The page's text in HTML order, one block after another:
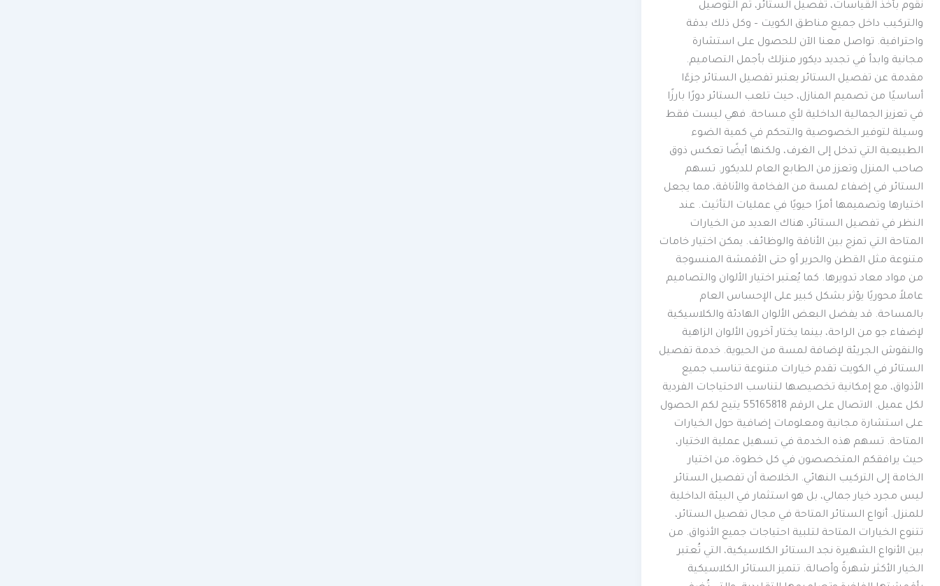
نقوم بأخذ القياسات، تفصيل الستائر، ثم التوصيل
والتركيب داخل جميع مناطق الكويت – وكل ذلك بدقة
واحترافية. تواصل معنا الآن للحصول على استشارة
مجانية وابدأ في تجديد ديكور منزلك بأجمل التصاميم.
مقدمة عن تفصيل الستائر يعتبر تفصيل الستائر جزءًا
أساسيًا من تصميم المنازل، حيث تلعب الستائر دورًا بارزًا
في تعزيز الجمالية الداخلية لأي مساحة. فهي ليست فقط
وسيلة لتوفير الخصوصية والتحكم في كمية الضوء
الطبيعية التي تدخل إلى الغرف، ولكنها أيضًا تعكس ذوق
صاحب المنزل وتعزز من الطابع العام للديكور. تسهم
الستائر في إضفاء لمسة من الفخامة والأناقة، مما يجعل
اختيارها وتصميمها أمرًا حيويًا في عمليات التأثيث. عند
النظر في تفصيل الستائر، هناك العديد من الخيارات
المتاحة التي تمزج بين الأناقة والوظائف. يمكن اختيار خامات
متنوعة مثل القطن والحرير أو حتى الأقمشة المنسوجة
من مواد معاد تدويرها. كما يُعتبر اختيار الألوان والتصاميم
عاملاً محوريًا يؤثر بشكل كبير على الإحساس العام
بالمساحة. قد يفضل البعض الألوان الهادئة والكلاسيكية
لإضفاء جو من الراحة، بينما يختار آخرون الألوان الزاهية
والنقوش الجريئة لإضافة لمسة من الحيوية. خدمة تفصيل
الستائر في الكويت تقدم خيارات متنوعة تناسب جميع
الأذواق، مع إمكانية تخصيصها لتناسب الاحتياجات الفردية
لكل عميل. الاتصال على الرقم 55165818 يتيح لكم الحصول
على استشارة مجانية ومعلومات إضافية حول الخيارات
المتاحة. تسهم هذه الخدمة في تسهيل عملية الاختيار،
حيث يرافقكم المتخصصون في كل خطوة، من اختيار
الخامة إلى التركيب النهائي. الخلاصة أن تفصيل الستائر
ليس مجرد خيار جمالي، بل هو استثمار في البيئة الداخلية
للمنزل. أنواع الستائر المتاحة في مجال تفصيل الستائر،
تتنوع الخيارات المتاحة لتلبية احتياجات جميع الأذواق. من
بين الأنواع الشهيرة نجد الستائر الكلاسيكية، التي تُعتبر
الخيار الأكثر شهرةً وأصالة. تتميز الستائر الكلاسيكية